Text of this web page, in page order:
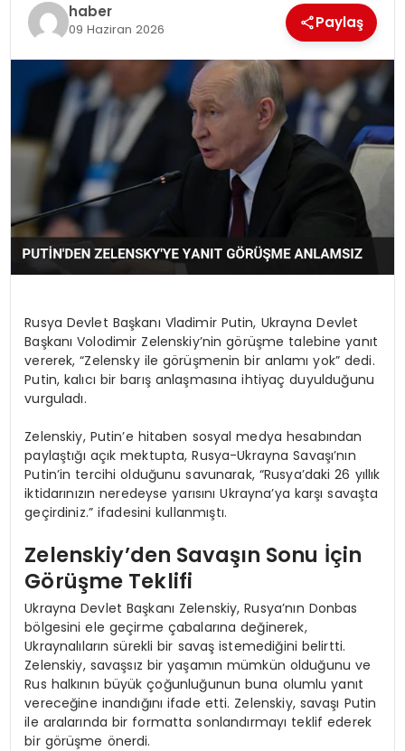
EKONOMI
MAGAZIN
DÜNYA
OTOMOBIL
haber
09 Haziran 2026 Paylaş
Rusya Devlet Başkanı Vladimir Putin, Ukrayna Devlet
Başkanı Volodimir Zelenskiy’nin görüşme talebine yanıt
vererek, “Zelensky ile görüşmenin bir anlamı yok” dedi.
Putin, kalıcı bir barış anlaşmasına ihtiyaç duyulduğunu
vurguladı.
Zelenskiy, Putin’e hitaben sosyal medya hesabından
paylaştığı açık mektupta, Rusya-Ukrayna Savaşı’nın
Putin’in tercihi olduğunu savunarak, “Rusya’daki 26 yıllık
iktidarınızın neredeyse yarısını Ukrayna’ya karşı savaşta
geçirdiniz.” ifadesini kullanmıştı.
Zelenskiy’den Savaşın Sonu İçin
Görüşme Teklifi
Ukrayna Devlet Başkanı Zelenskiy, Rusya’nın Donbas
bölgesini ele geçirme çabalarına değinerek,
Ukraynalıların sürekli bir savaş istemediğini belirtti.
Zelenskiy, savaşsız bir yaşamın mümkün olduğunu ve
Rus halkının büyük çoğunluğunun buna olumlu yanıt
vereceğine inandığını ifade etti. Zelenskiy, savaşı Putin
ile aralarında bir formatta sonlandırmayı teklif ederek
bir görüşme önerdi.